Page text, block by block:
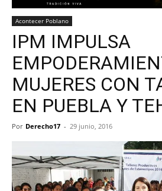
Acontecer Poblano
IPM IMPULSA
MUJERES CON
EN PUEBLA Y
Por Derecho17 - 29 junio, 2016